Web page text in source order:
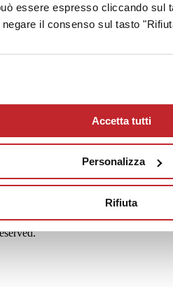
essere espresso cliccando sul
il consenso sul tasto
Accetta tutti
Personalizza
Rifiuta
Sassuolo (MO) - Italy
REA Modena 189678